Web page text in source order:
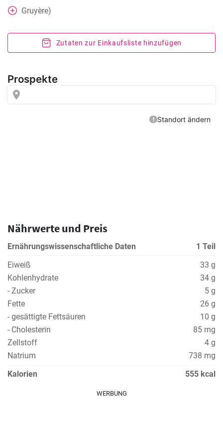
Gruyère)
Zutaten zur Einkaufsliste hinzufügen
Nährwerte und Preis
Ernährungswissenschaftliche Daten
1 Teil
Eiweiß
33 g
Kohlenhydrate
34 g
- Zucker
5 g
Fette
26 g
- gesättigte Fettsäuren
10 g
- Cholesterin
85 mg
Zellstoff
4 g
Natrium
738 mg
Kalorien
555 kcal
WERBUNG